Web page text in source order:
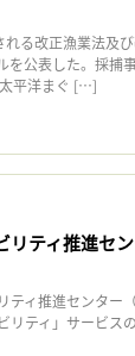
る改正漁業法及
を公表した。採捕
平洋まぐ […]
リティ推進セ
ィ推進センター
リティ」サービス